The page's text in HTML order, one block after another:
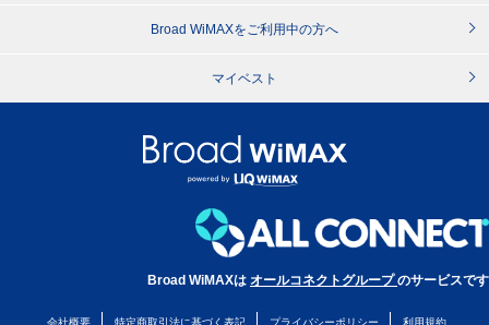
Broad WiMAXをご利用中の方へ
マイベスト
Broad WiMAXは オールコネクトグループのサービスです
会社概要 特定商取引法に基づく表記 プライバシーポリシー 利用規約